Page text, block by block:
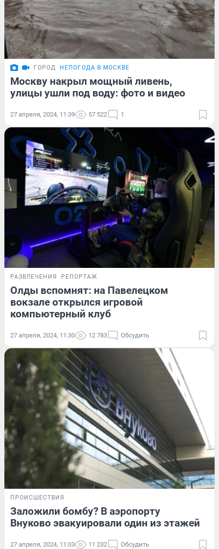
ГОРОД НЕПОГОДА В МОСКВЕ
Москву накрыл мощный ливень,
улицы ушли под воду: фото и видео
27 апреля, 2024, 11:39 57 522 1
РАЗВЛЕЧЕНИЯ РЕПОРТАЖ
Олды вспомнят: на Павелецком
вокзале открылся игровой
компьютерный клуб
27 апреля, 2024, 11:30 12 783 Обсудить
ПРОИСШЕСТВИЯ
Заложили бомбу? В аэропорту
Внуково эвакуировали один из этажей
27 апреля, 2024, 11:03 11 232 Обсудить